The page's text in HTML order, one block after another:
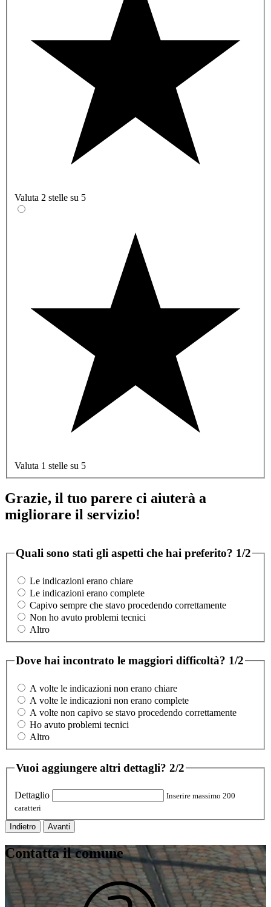
Valuta 2 stelle su 5
Valuta 1 stelle su 5
Grazie, il tuo parere ci aiuterà a
migliorare il servizio!
Quali sono stati gli aspetti che hai preferito? 1/2
Le indicazioni erano chiare
Le indicazioni erano complete
Capivo sempre che stavo procedendo correttamente
Non ho avuto problemi tecnici
Altro
Dove hai incontrato le maggiori difficoltà? 1/2
A volte le indicazioni non erano chiare
A volte le indicazioni non erano complete
A volte non capivo se stavo procedendo correttamente
Ho avuto problemi tecnici
Altro
Vuoi aggiungere altri dettagli? 2/2
Dettaglio
Inserire massimo 200
caratteri
Indietro Avanti
Contatta il comune